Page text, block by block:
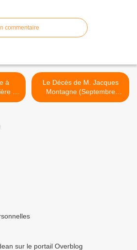
commentaire
!
Le Décès de M. Jacques
Montagne (Septembre
2018). >
sur le portail Overblog